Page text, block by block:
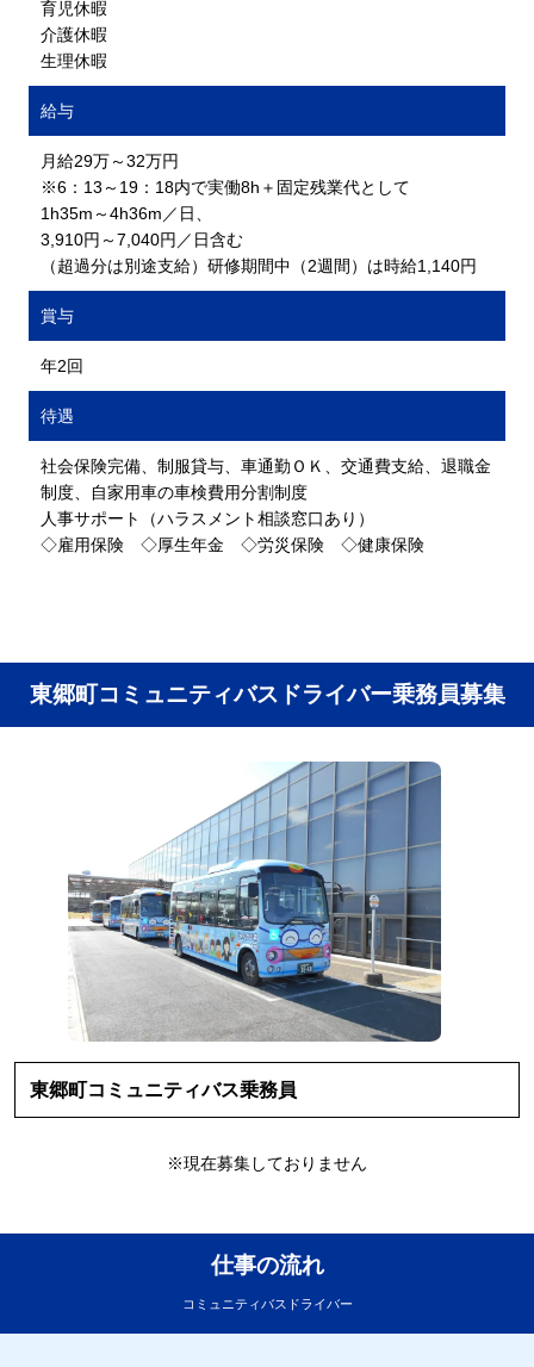
育児休暇
介護休暇
生理休暇
給与
月給29万～32万円
※6：13～19：18内で実働8h＋固定残業代として
1h35m～4h36m／日、
3,910円～7,040円／日含む
（超過分は別途支給）研修期間中（2週間）は時給1,140円
賞与
年2回
待遇
社会保険完備、制服貸与、車通勤ＯＫ、交通費支給、退職金
制度、自家用車の車検費用分割制度
人事サポート（ハラスメント相談窓口あり）
◇雇用保険 ◇厚生年金 ◇労災保険 ◇健康保険
東郷町コミュニティバスドライバー乗務員募集
東郷町コミュニティバス乗務員
※現在募集しておりません
仕事の流れ
コミュニティバスドライバー